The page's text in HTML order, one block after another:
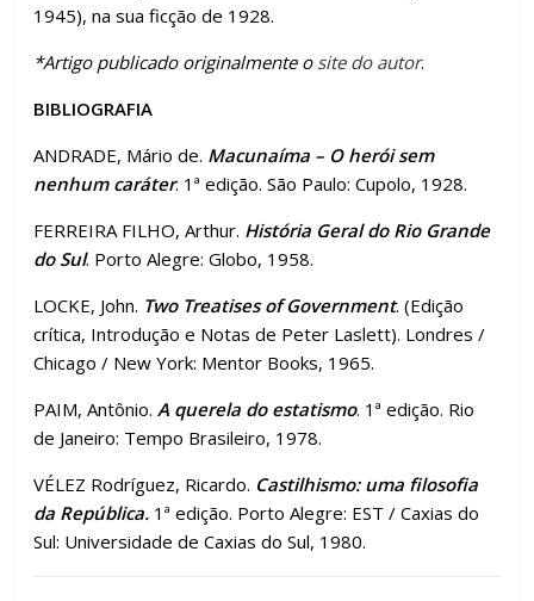
1945), na sua ficção de 1928.
*Artigo publicado originalmente o site do autor.
BIBLIOGRAFIA
ANDRADE, Mário de. Macunaíma – O herói sem
nenhum caráter. 1ª edição. São Paulo: Cupolo, 1928.
FERREIRA FILHO, Arthur. História Geral do Rio Grande
do Sul. Porto Alegre: Globo, 1958.
LOCKE, John. Two Treatises of Government. (Edição
crítica, Introdução e Notas de Peter Laslett). Londres /
Chicago / New York: Mentor Books, 1965.
PAIM, Antônio.A querela do estatismo. 1ª edição. Rio
de Janeiro: Tempo Brasileiro, 1978.
VÉLEZ Rodríguez, Ricardo. Castilhismo: uma filosofia
da República. 1ª edição. Porto Alegre: EST / Caxias do
Sul: Universidade de Caxias do Sul, 1980.